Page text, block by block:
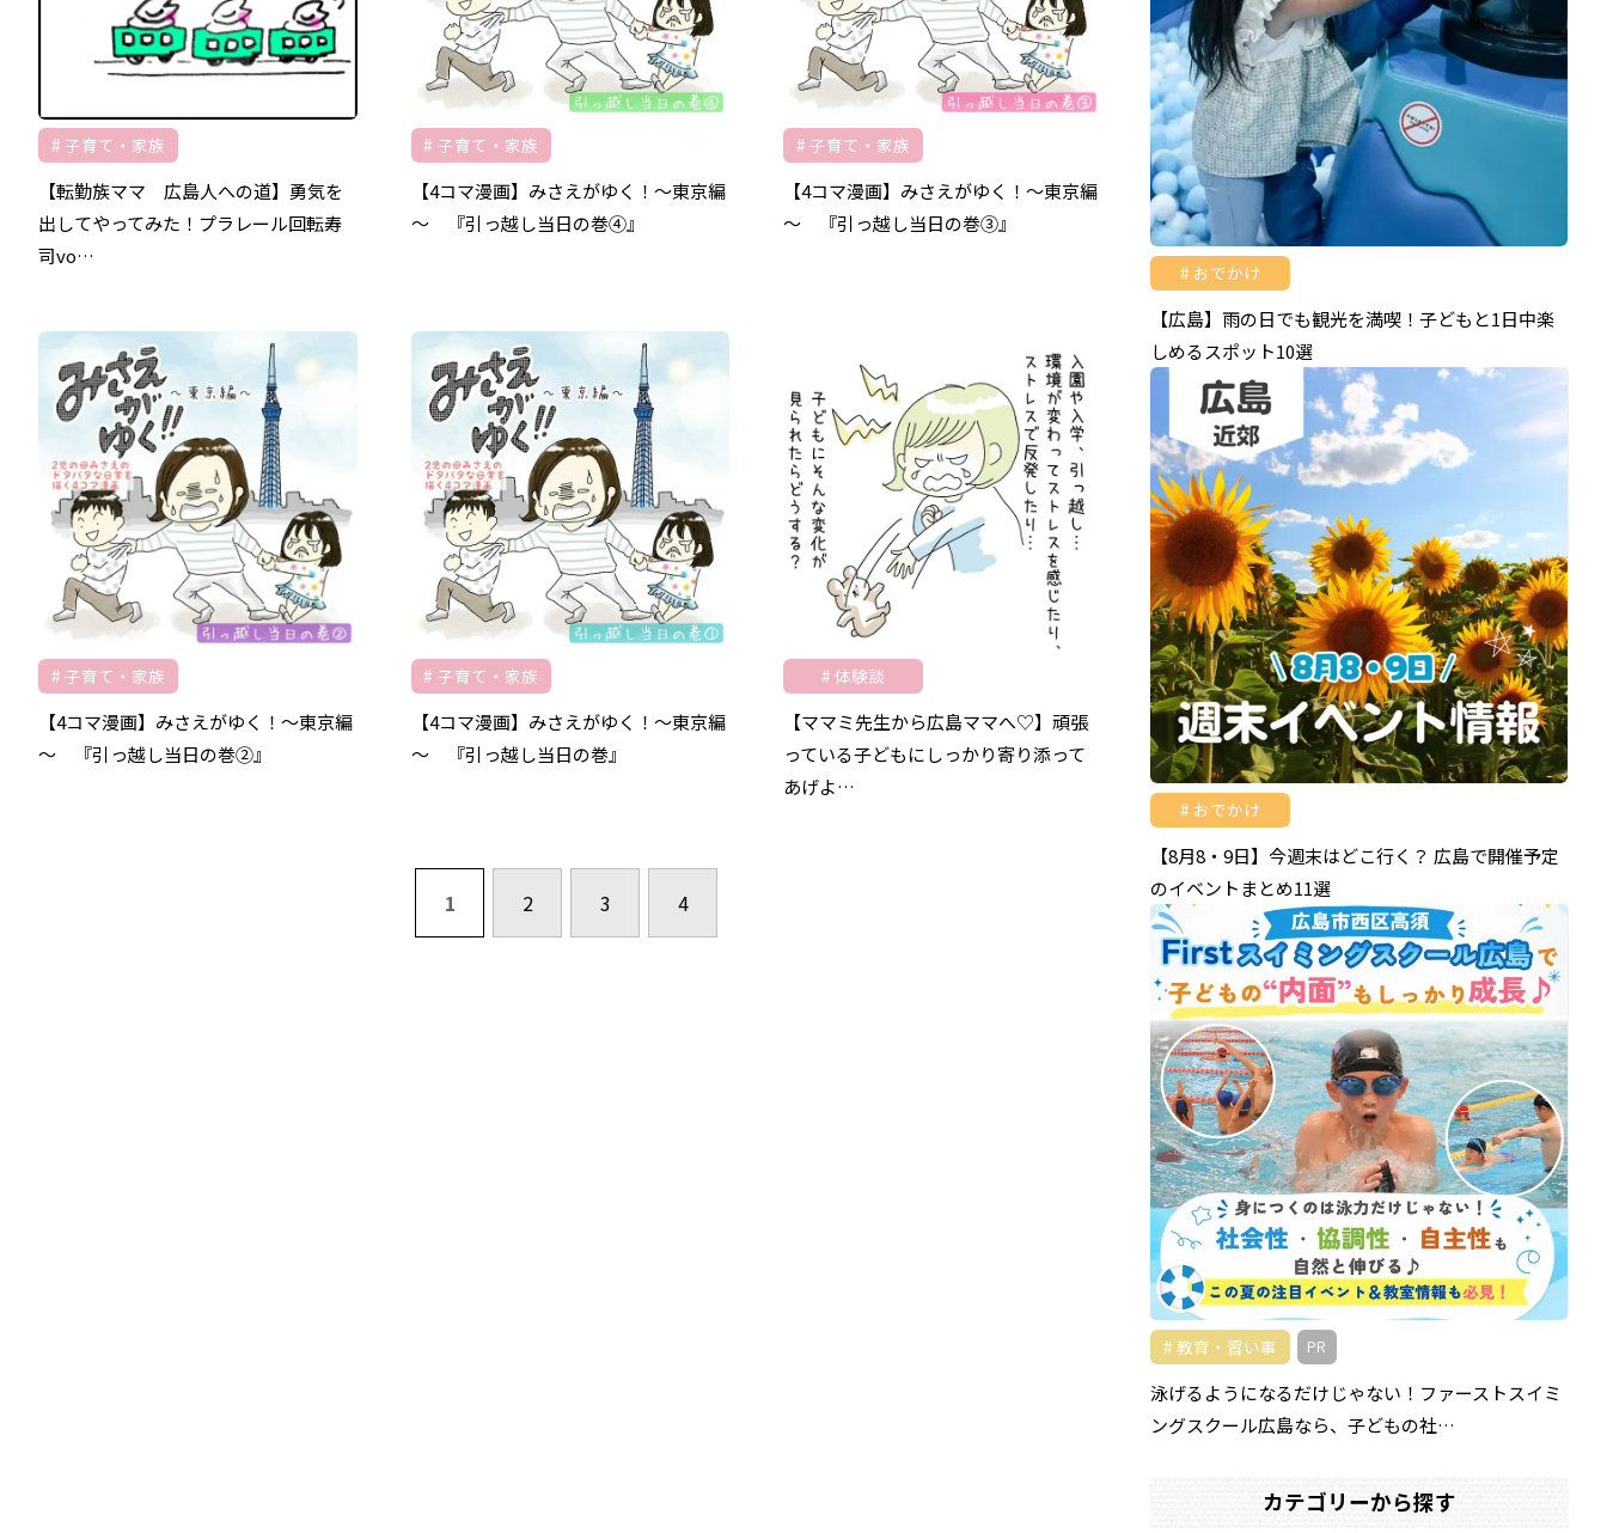
子育て・家族
【転勤族ママ 広島人への道】勇気を
出してやってみた！プラレール回転寿
司vo…
子育て・家族
【4コマ漫画】みさえがゆく！～東京編
～ 『引っ越し当日の巻④』
子育て・家族
【4コマ漫画】みさえがゆく！～東京編
～ 『引っ越し当日の巻③』
子育て・家族
【4コマ漫画】みさえがゆく！～東京編
～ 『引っ越し当日の巻②』
子育て・家族
【4コマ漫画】みさえがゆく！～東京編
～ 『引っ越し当日の巻』
体験談
【ママミ先生から広島ママへ♡】頑張
っている子どもにしっかり寄り添って
あげよ…
1 2 3 4
おでかけ
【広島】雨の日でも観光を満喫！子どもと1日中楽
しめるスポット10選
おでかけ
【8月8・9日】今週末はどこ行く？ 広島で開催予定
のイベントまとめ11選
教育・習い事 PR
泳げるようになるだけじゃない！ファーストスイミ
ングスクール広島なら、子どもの社…
カテゴリーから探す